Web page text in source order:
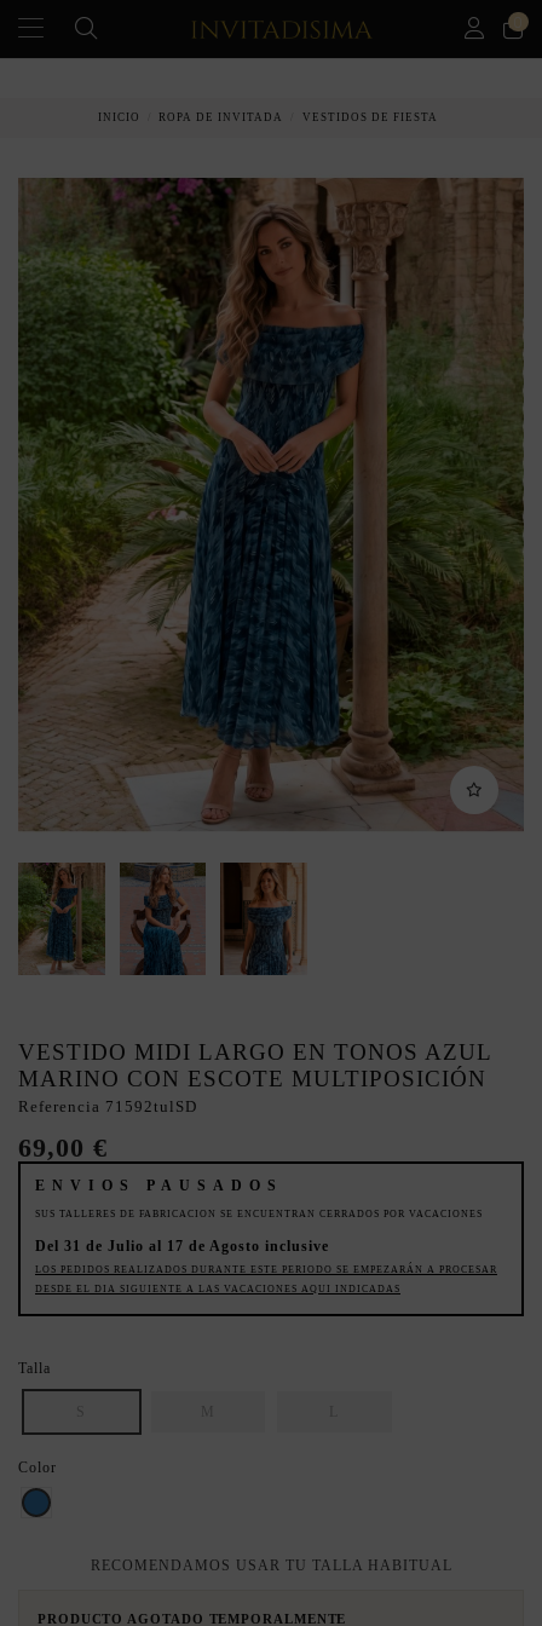
INICIO ROPA DE INVITADA VESTIDOS DE FIESTA
VESTIDO MIDI LARGO EN TONOS AZUL
MARINO CON ESCOTE MULTIPOSICIÓN
Referencia 71592tulSD
69,00 €
ENVIOS PAUSADOS
SUS TALLERES DE FABRICACION SE ENCUENTRAN CERRADOS POR VACACIONES
Del 31 de Julio al 17 de Agosto inclusive
LOS PEDIDOS REALIZADOS DURANTE ESTE PERIODO SE EMPEZARÁN A PROCESAR
DESDE EL DIA SIGUIENTE A LAS VACACIONES AQUI INDICADAS
Talla
Color
AZUL
RECOMENDAMOS USAR TU TALLA HABITUAL
PRODUCTO AGOTADO TEMPORALMENTE